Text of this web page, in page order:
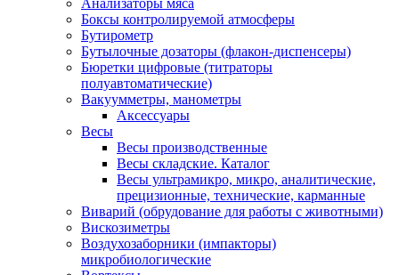
Анализаторы мяса
Боксы контролируемой атмосферы
Бутирометр
Бутылочные дозаторы (флакон-диспенсеры)
Бюретки цифровые (титраторы
полуавтоматические)
Вакуумметры, манометры
Аксессуары
Весы
Весы производственные
Весы складские. Каталог
Весы ультрамикро, микро, аналитические,
прецизионные, технические, карманные
Виварий (обрудование для работы с животными)
Вискозиметры
Воздухозаборники (импакторы)
микробиологические